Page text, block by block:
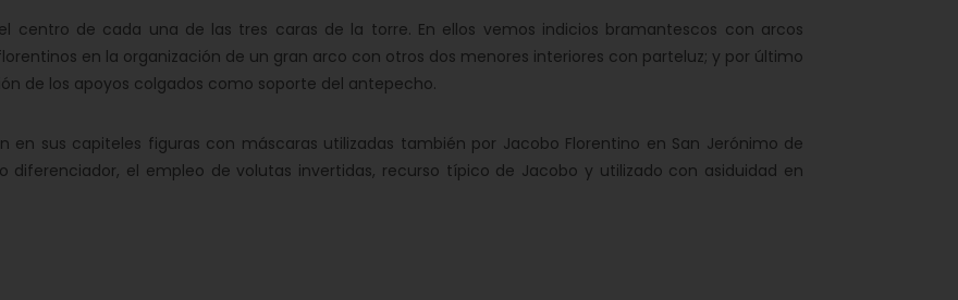
centro de cada una de las tres caras de la torre. En ellos vemos indicios bramantescos con arcos
en la organización de un gran arco con otros dos menores interiores con parteluz; y por último
de los apoyos colgados como soporte del antepecho.
en sus capiteles figuras con máscaras utilizadas también por Jacobo Florentino en San Jerónimo de
diferenciador, el empleo de volutas invertidas, recurso típico de Jacobo y utilizado con asiduidad en